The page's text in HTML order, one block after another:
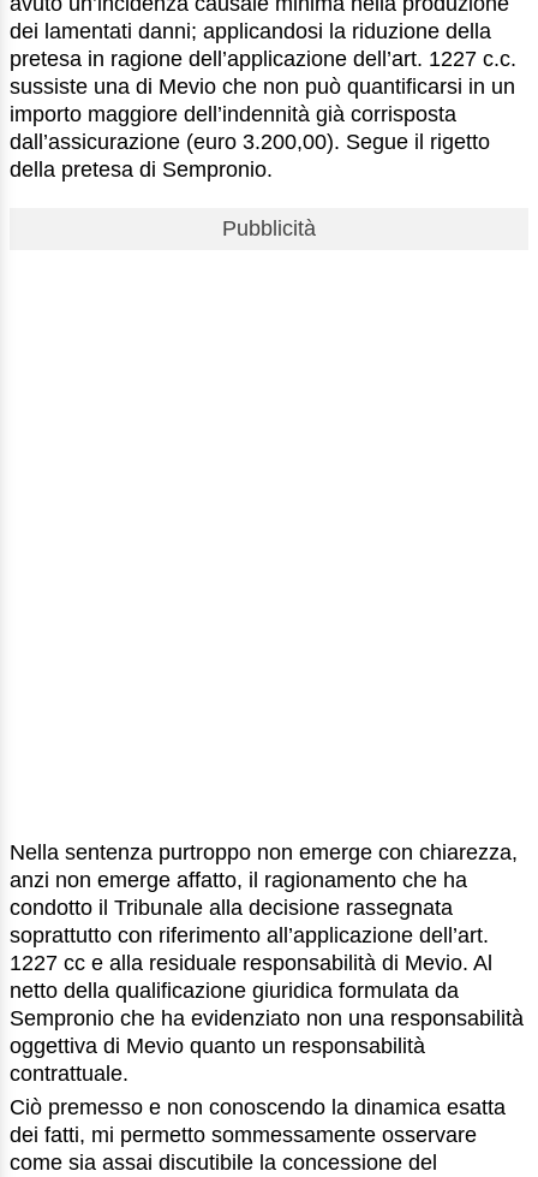
dei lamentati danni; applicandosi la riduzione della
pretesa in ragione dell’applicazione dell’art. 1227 c.c.
sussiste una di Mevio che non può quantificarsi in un
importo maggiore dell’indennità già corrisposta
dall’assicurazione (euro 3.200,00). Segue il rigetto
della pretesa di Sempronio.
Pubblicità
Nella sentenza purtroppo non emerge con chiarezza,
anzi non emerge affatto, il ragionamento che ha
condotto il Tribunale alla decisione rassegnata
soprattutto con riferimento all’applicazione dell’art.
1227 cc e alla residuale responsabilità di Mevio. Al
netto della qualificazione giuridica formulata da
Sempronio che ha evidenziato non una responsabilità
oggettiva di Mevio quanto un responsabilità
contrattuale.
Ciò premesso e non conoscendo la dinamica esatta
dei fatti, mi permetto sommessamente osservare
come sia assai discutibile la concessione del